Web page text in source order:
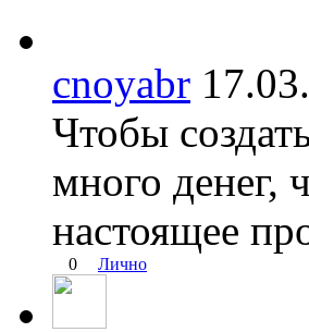
cnoyabr
Чтобы
много денег,
настоящее
0 Лично